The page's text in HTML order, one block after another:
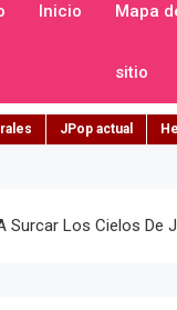
Inicio Mapa
sitio
JPop actual
Surcar Los Cielos De